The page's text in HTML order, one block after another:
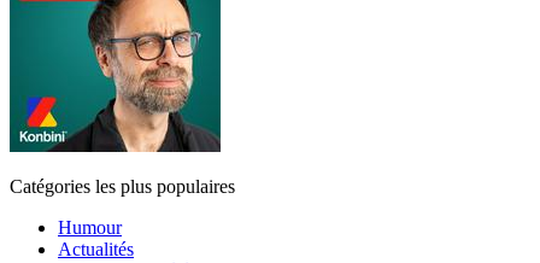
Catégories les plus populaires
Humour
Actualités